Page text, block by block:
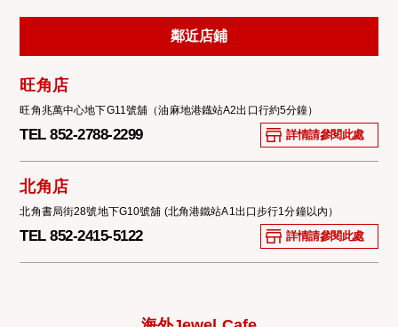
鄰近店鋪
旺角店
旺角兆萬中心地下G11號舖（油麻地港鐡站A2出口行約5分鐘）
TEL 852-2788-2299 詳情請參閱此處
北角店
北角書局街28號地下G10號舖 (北角港鐵站A1出口步行1分鐘以內）
TEL 852-2415-5122 詳情請參閱此處